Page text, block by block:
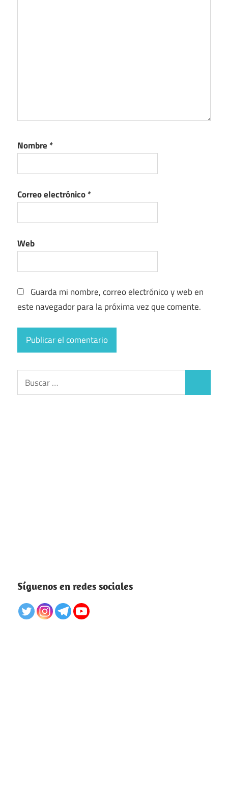
Nombre *
Correo electrónico*
Web
Guarda mi nombre, correo electrónico y web en
este navegador para la próxima vez que comente.
Buscar:
Síguenos en redes sociales